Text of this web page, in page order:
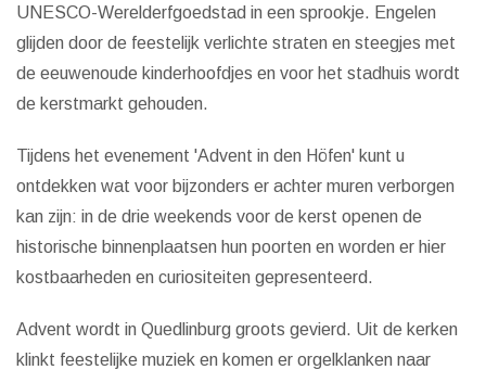
UNESCO-Werelderfgoedstad in een sprookje. Engelen
glijden door de feestelijk verlichte straten en steegjes met
de eeuwenoude kinderhoofdjes en voor het stadhuis wordt
de kerstmarkt gehouden.
Tijdens het evenement 'Advent in den Höfen' kunt u
ontdekken wat voor bijzonders er achter muren verborgen
kan zijn: in de drie weekends voor de kerst openen de
historische binnenplaatsen hun poorten en worden er hier
kostbaarheden en curiositeiten gepresenteerd.
Advent wordt in Quedlinburg groots gevierd. Uit de kerken
klinkt feestelijke muziek en komen er orgelklanken naar